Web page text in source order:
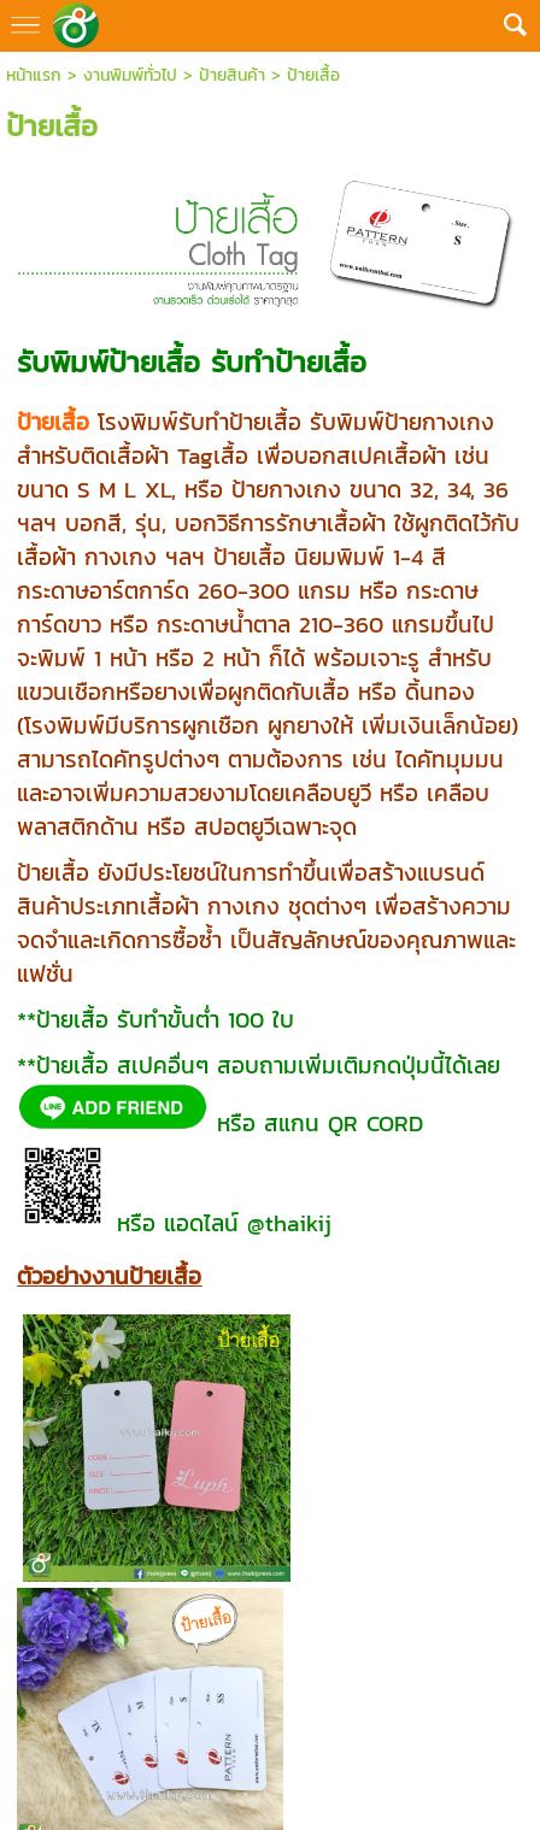
หน้าแรก > งานพิมพ์ทั่วไป > ป้ายสินค้า> ป้ายเสื้อ
ป้ายเสื้อ
รับพิมพ์ป้ายเสื้อ รับทำป้ายเสื้อ
ป้ายเสื้อ โรงพิมพ์รับทำป้ายเสื้อ รับพิมพ์ป้ายกางเกง
สำหรับติดเสื้อผ้า Tagเสื้อ เพื่อบอกสเปคเสื้อผ้า เช่น
ขนาด S M L XL, หรือ ป้ายกางเกง ขนาด 32, 34, 36
ฯลฯ บอกสี, รุ่น, บอกวิธีการรักษาเสื้อผ้า ใช้ผูกติดไว้กับ
เสื้อผ้า กางเกง ฯลฯ ป้ายเสื้อ นิยมพิมพ์ 1-4 สี
กระดาษอาร์ตการ์ด 260-300 แกรม หรือกระดาษ
การ์ดขาว หรือ กระดาษน้ำตาล 210-360 แกรมขึ้นไป
จะพิมพ์ 1 หน้า หรือ 2 หน้า ก็ได้ พร้อมเจาะรู สำหรับ
แขวนเชือกหรือยางเพื่อผูกติดกับเสื้อ หรือ ดิ้นทอง
(โรงพิมพ์มีบริการผูกเชือก ผูกยางให้ เพิ่มเงินเล็กน้อย)
สามารถไดคัทรูปต่างๆ ตามต้องการ เช่น ไดคัทมุมมน
และอาจเพิ่มความสวยงามโดยเคลือบยูวี หรือ เคลือบ
พลาสติกด้าน หรือ สปอตยูวีเฉพาะจุด
ป้ายเสื้อ ยังมีประโยชน์ในการทำขึ้นเพื่อสร้างแบรนด์
สินค้าประเภทเสื้อผ้า กางเกง ชุดต่างๆ เพื่อสร้างความ
จดจำและเกิดการซื้อซ้ำ เป็นสัญลักษณ์ของคุณภาพและ
แฟชั่น
**ป้ายเสื้อ รับทำขั้นต่ำ 100 ใบ
**ป้ายเสื้อ สเปคอื่นๆ สอบถามเพิ่มเติมกดปุ่มนี้ได้เลย
หรือ สแกน QR CORD
หรือ แอดไลน์ @thaikij
ตัวอย่างงานป้ายเสื้อ